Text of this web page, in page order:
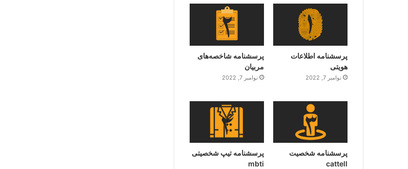
پرسشنامه اطلاعات
هویتی
نوامبر 7, 2022
پرسشنامه شاخصه‌های
مربیان
نوامبر 7, 2022
پرسشنامه شخصیت
cattell
پرسشنامه تیپ شخصیتی
mbti